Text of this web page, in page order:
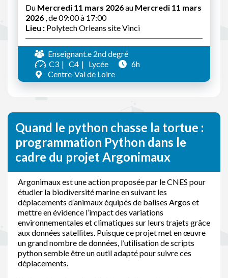
Du Mercredi 11 mars 2026au Mercredi 11 mars
2026 , de 09:00 à 17:00
Lieu : Polytech Orleans site Vinci
Enseignant.e 2nd degré
C3
C4 Lycée
6h
Centre-Val de Loire
Quand le python chasse la tortue :
programmation Python dans le
cadre du projet Argonimaux
Argonimaux est une action proposée par le CNES pour
étudier la biodiversité marine en suivant les
déplacements d’animaux équipés de balises Argos et
mettre en évidence l’impact des variations
environnementales et climatiques sur leurs trajets grâce
aux données satellites. Puisque ce projet met en œuvre
un grand nombre de données, l’utilisation de scripts
python semble être un outil adapté pour suivre ces
déplacements.